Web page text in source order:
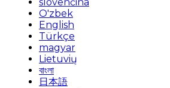
O'zbek
English
Türkçe
magyar
Lietuvių
বাংলা
日本語